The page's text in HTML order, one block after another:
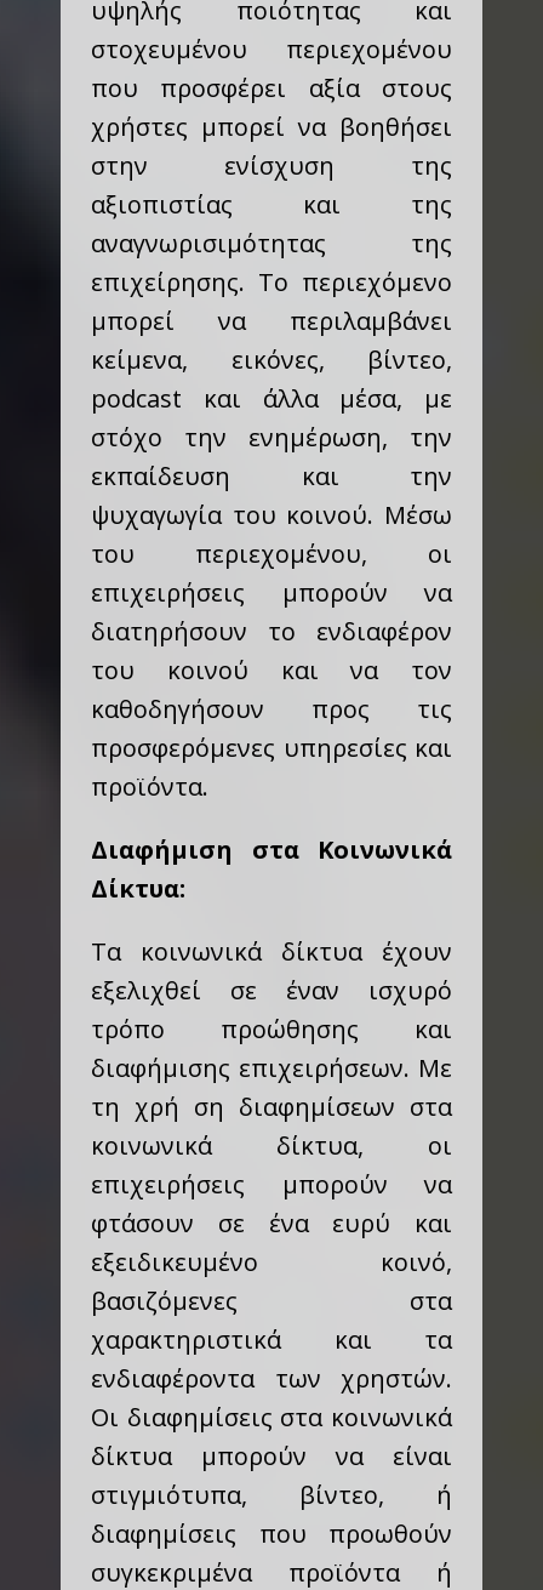
υψηλής ποιότητας και
στοχευμένου περιεχομένου
που προσφέρει αξία στους
χρήστες μπορεί να βοηθήσει
στην ενίσχυση της
αξιοπιστίας και της
αναγνωρισιμότητας της
επιχείρησης. Το περιεχόμενο
μπορεί να περιλαμβάνει
κείμενα, εικόνες, βίντεο,
podcast και άλλα μέσα, με
στόχο την ενημέρωση, την
εκπαίδευση και την
ψυχαγωγία του κοινού. Μέσω
του περιεχομένου, οι
επιχειρήσεις μπορούν να
διατηρήσουν το ενδιαφέρον
του κοινού και να τον
καθοδηγήσουν προς τις
προσφερόμενες υπηρεσίες και
προϊόντα.
Διαφήμιση στα Κοινωνικά
Δίκτυα:
Τα κοινωνικά δίκτυα έχουν
εξελιχθεί σε έναν ισχυρό
τρόπο προώθησης και
διαφήμισης επιχειρήσεων. Με
τη χρή ση διαφημίσεων στα
κοινωνικά δίκτυα, οι
επιχειρήσεις μπορούν να
φτάσουν σε ένα ευρύ και
εξειδικευμένο κοινό,
βασιζόμενες στα
χαρακτηριστικά και τα
ενδιαφέροντα των χρηστών.
Οι διαφημίσεις στα κοινωνικά
δίκτυα μπορούν να είναι
στιγμιότυπα, βίντεο, ή
διαφημίσεις που προωθούν
συγκεκριμένα προϊόντα ή